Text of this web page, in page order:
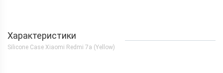
Характеристики
Silicone Case Xiaomi Redmi 7a (Yellow)